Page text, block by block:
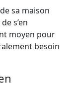
sa maison
s’en
moyen pour
besoin